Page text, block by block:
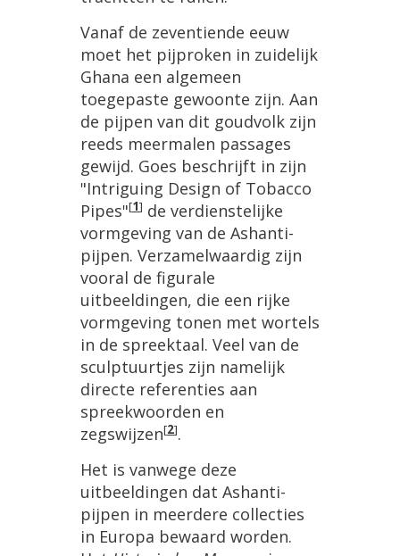
Vanaf de zeventiende eeuw
moet het pijproken in zuidelijk
Ghana een algemeen
toegepaste gewoonte zijn. Aan
de pijpen van dit goudvolk zijn
reeds meermalen passages
gewijd. Goes beschrijft in zijn
"Intriguing Design of Tobacco
Pipes"[1] de verdienstelijke
vormgeving van de Ashanti-
pijpen. Verzamelwaardig zijn
vooral de figurale
uitbeeldingen, die een rijke
vormgeving tonen met wortels
in de spreektaal. Veel van de
sculptuurtjes zijn namelijk
directe referenties aan
spreekwoorden en
zegswijzen[2].
Het is vanwege deze
uitbeeldingen dat Ashanti-
pijpen in meerdere collecties
in Europa bewaard worden.